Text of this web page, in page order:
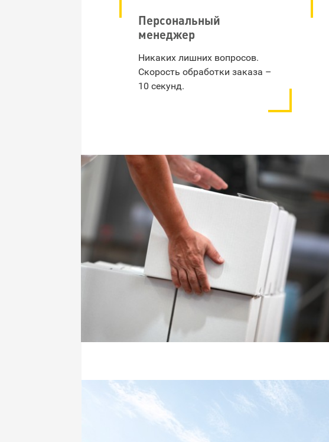
Персональный
менеджер
Никаких лишних вопросов.
Скорость обработки заказа –
10 секунд.